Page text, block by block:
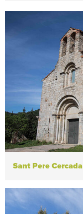
Sant Pere Cercada